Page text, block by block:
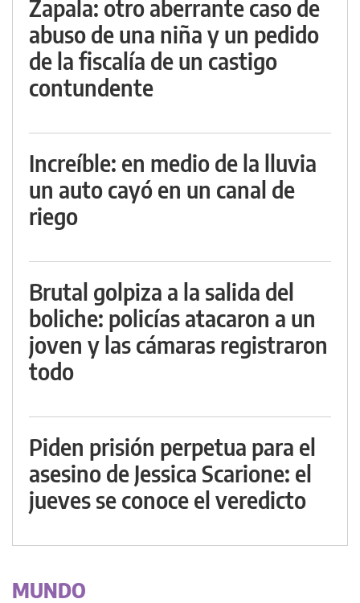
Zapala: otro aberrante caso de
abuso de una niña y un pedido
de la fiscalía de un castigo
contundente
Increíble: en medio de la lluvia
un auto cayó en un canal de
riego
Brutal golpiza a la salida del
boliche: policías atacaron a un
joven y las cámaras registraron
todo
Piden prisión perpetua para el
asesino de Jessica Scarione: el
jueves se conoce el veredicto
MUNDO